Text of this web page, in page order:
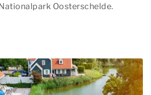
Oosterschelde.